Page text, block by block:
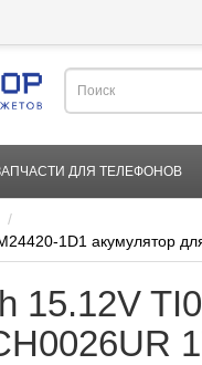
ДЛЯ ТЕЛЕФОНОВ
1D1 акумулятор
15.12V